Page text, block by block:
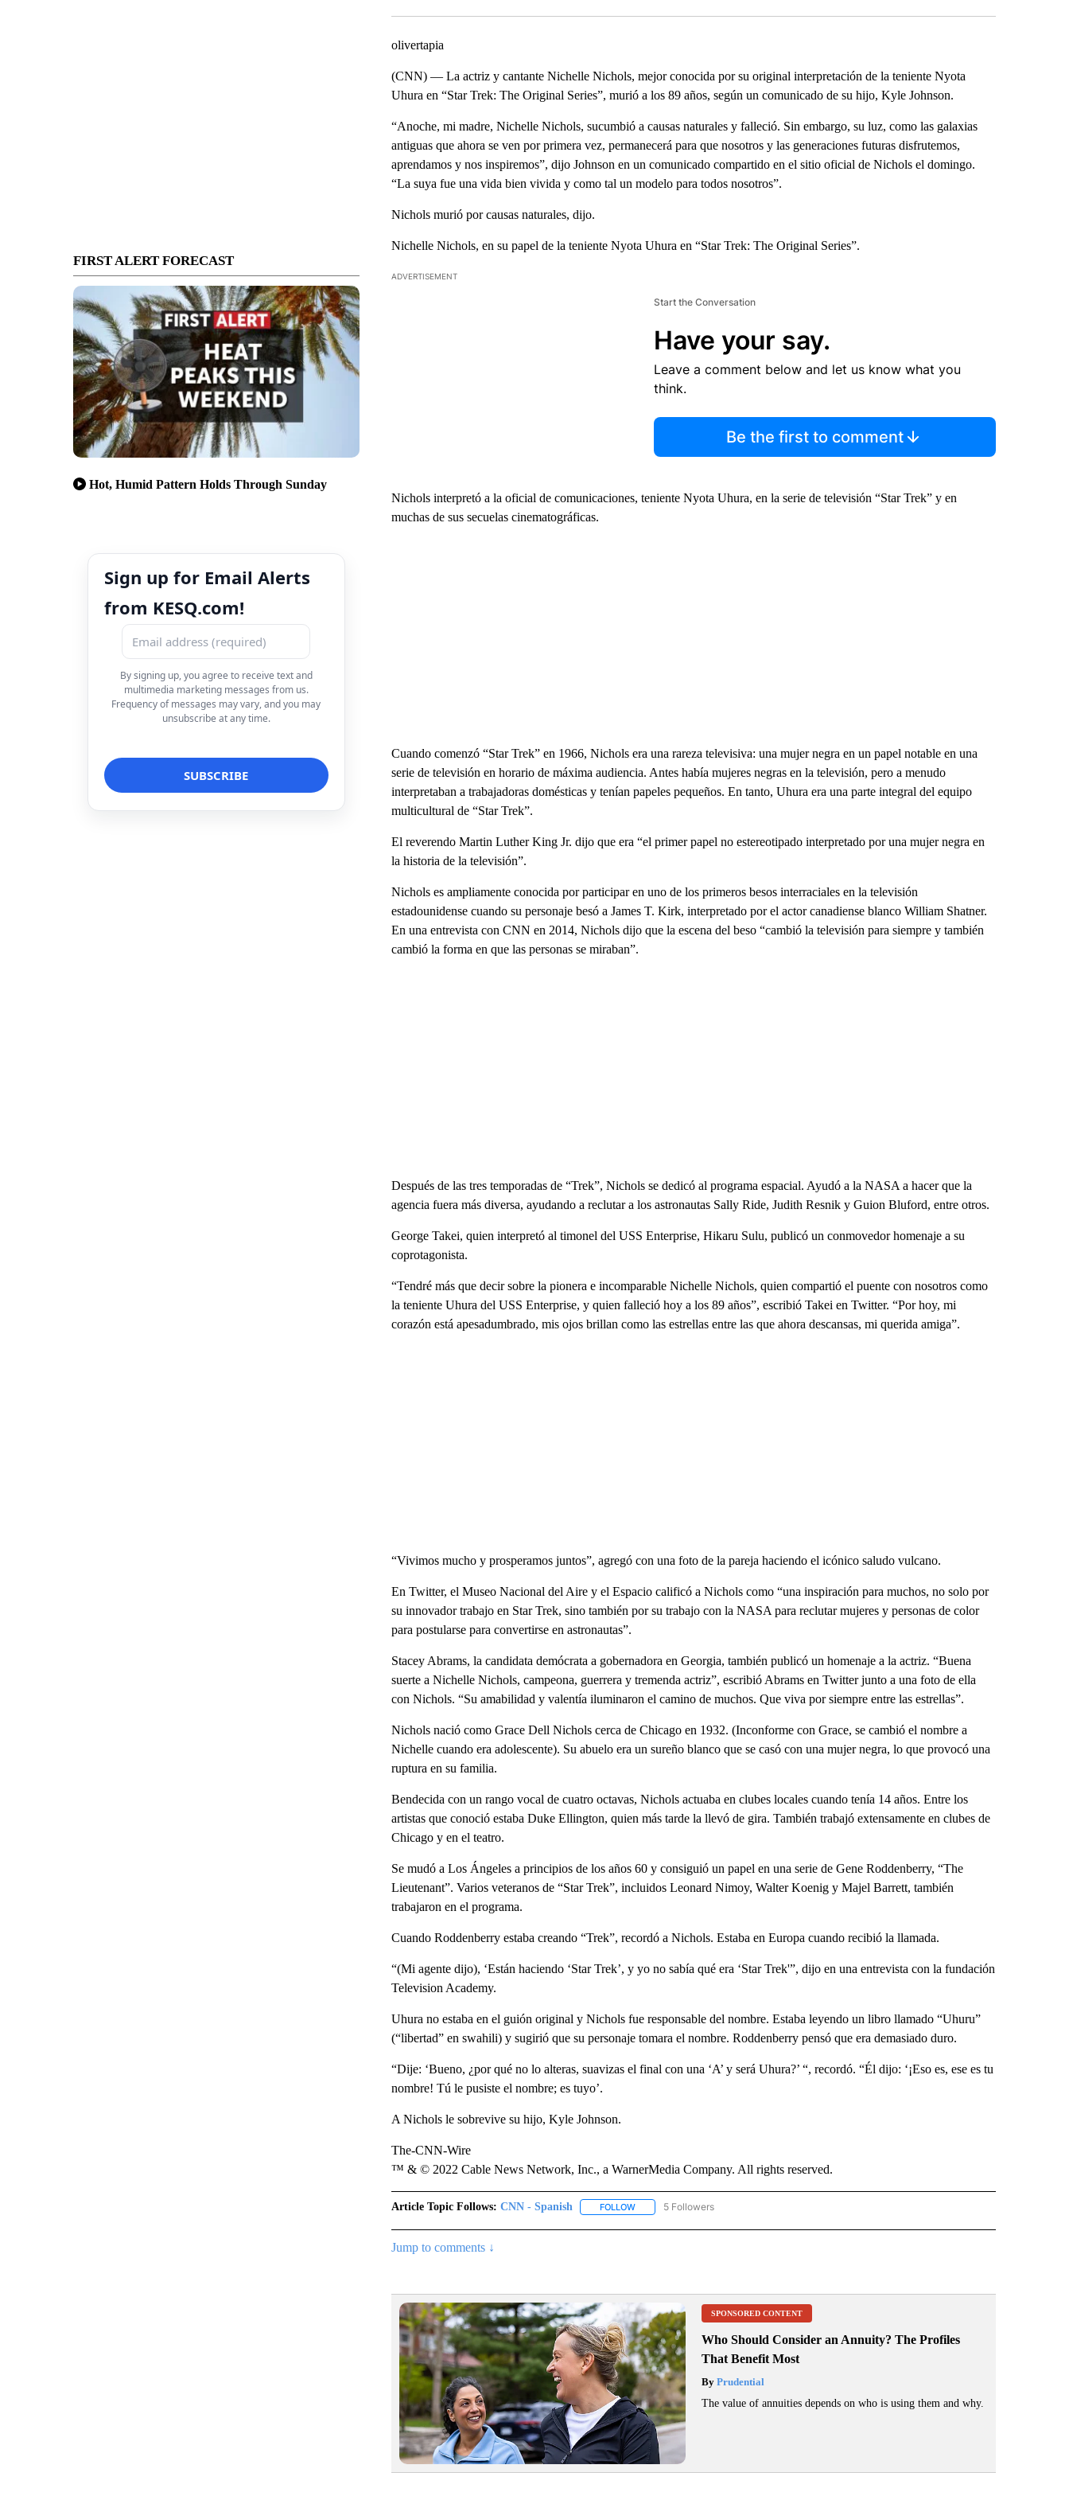
FIRST ALERT FORECAST
Hot, Humid Pattern Holds Through Sunday
Sign up for Email Alerts
from KESQ.com!
By signing up, you agree to receive text and
multimedia marketing messages from us.
Frequency of messages may vary, and you may
unsubscribe at any time.
olivertapia
(CNN) — La actriz y cantante Nichelle Nichols, mejor conocida por su original interpretación de la teniente Nyota
Uhura en “Star Trek: The Original Series”, murió a los 89 años, según un comunicado de su hijo, Kyle Johnson.
“Anoche, mi madre, Nichelle Nichols, sucumbió a causas naturales y falleció. Sin embargo, su luz, como las galaxias
antiguas que ahora se ven por primera vez, permanecerá para que nosotros y las generaciones futuras disfrutemos,
aprendamos y nos inspiremos”, dijo Johnson en un comunicado compartido en el sitio oficial de Nichols el domingo.
“La suya fue una vida bien vivida y como tal un modelo para todos nosotros”.
Nichols murió por causas naturales, dijo.
Nichelle Nichols, en su papel de la teniente Nyota Uhura en “Star Trek: The Original Series”.
ADVERTISEMENT
Start the Conversation
Have your say.
Leave a comment below and let us know what you
think.
Be the first to comment
Nichols interpretó a la oficial de comunicaciones, teniente Nyota Uhura, en la serie de televisión “Star Trek” y en
muchas de sus secuelas cinematográficas.
Cuando comenzó “Star Trek” en 1966, Nichols era una rareza televisiva: una mujer negra en un papel notable en una
serie de televisión en horario de máxima audiencia. Antes había mujeres negras en la televisión, pero a menudo
interpretaban a trabajadoras domésticas y tenían papeles pequeños. En tanto, Uhura era una parte integral del equipo
multicultural de “Star Trek”.
El reverendo Martin Luther King Jr. dijo que era “el primer papel no estereotipado interpretado por una mujer negra en
la historia de la televisión”.
Nichols es ampliamente conocida por participar en uno de los primeros besos interraciales en la televisión
estadounidense cuando su personaje besó a James T. Kirk, interpretado por el actor canadiense blanco William Shatner.
En una entrevista con CNN en 2014, Nichols dijo que la escena del beso “cambió la televisión para siempre y también
cambió la forma en que las personas se miraban”.
Después de las tres temporadas de “Trek”, Nichols se dedicó al programa espacial. Ayudó a la NASA a hacer que la
agencia fuera más diversa, ayudando a reclutar a los astronautas Sally Ride, Judith Resnik y Guion Bluford, entre otros.
George Takei, quien interpretó al timonel del USS Enterprise, Hikaru Sulu, publicó un conmovedor homenaje a su
coprotagonista.
“Tendré más que decir sobre la pionera e incomparable Nichelle Nichols, quien compartió el puente con nosotros como
la teniente Uhura del USS Enterprise, y quien falleció hoy a los 89 años”, escribió Takei en Twitter. “Por hoy, mi
corazón está apesadumbrado, mis ojos brillan como las estrellas entre las que ahora descansas, mi querida amiga”.
“Vivimos mucho y prosperamos juntos”, agregó con una foto de la pareja haciendo el icónico saludo vulcano.
En Twitter, el Museo Nacional del Aire y el Espacio calificó a Nichols como “una inspiración para muchos, no solo por
su innovador trabajo en Star Trek, sino también por su trabajo con la NASA para reclutar mujeres y personas de color
para postularse para convertirse en astronautas”.
Stacey Abrams, la candidata demócrata a gobernadora en Georgia, también publicó un homenaje a la actriz. “Buena
suerte a Nichelle Nichols, campeona, guerrera y tremenda actriz”, escribió Abrams en Twitter junto a una foto de ella
con Nichols. “Su amabilidad y valentía iluminaron el camino de muchos. Que viva por siempre entre las estrellas”.
Nichols nació como Grace Dell Nichols cerca de Chicago en 1932. (Inconforme con Grace, se cambió el nombre a
Nichelle cuando era adolescente). Su abuelo era un sureño blanco que se casó con una mujer negra, lo que provocó una
ruptura en su familia.
Bendecida con un rango vocal de cuatro octavas, Nichols actuaba en clubes locales cuando tenía 14 años. Entre los
artistas que conoció estaba Duke Ellington, quien más tarde la llevó de gira. También trabajó extensamente en clubes de
Chicago y en el teatro.
Se mudó a Los Ángeles a principios de los años 60 y consiguió un papel en una serie de Gene Roddenberry, “The
Lieutenant”. Varios veteranos de “Star Trek”, incluidos Leonard Nimoy, Walter Koenig y Majel Barrett, también
trabajaron en el programa.
Cuando Roddenberry estaba creando “Trek”, recordó a Nichols. Estaba en Europa cuando recibió la llamada.
“(Mi agente dijo), ‘Están haciendo ‘Star Trek’, y yo no sabía qué era ‘Star Trek'”, dijo en una entrevista con la fundación
Television Academy.
Uhura no estaba en el guión original y Nichols fue responsable del nombre. Estaba leyendo un libro llamado “Uhuru”
(“libertad” en swahili) y sugirió que su personaje tomara el nombre. Roddenberry pensó que era demasiado duro.
“Dije: ‘Bueno, ¿por qué no lo alteras, suavizas el final con una ‘A’ y será Uhura?’ “, recordó. “Él dijo: ‘¡Eso es, ese es tu
nombre! Tú le pusiste el nombre; es tuyo’.
A Nichols le sobrevive su hijo, Kyle Johnson.
The-CNN-Wire
™ & © 2022 Cable News Network, Inc., a WarnerMedia Company. All rights reserved.
Article Topic Follows: CNN - Spanish FOLLOWFOLLOW "CNN - SPANISH" TO RECEIVE NOTIFICATIONS ABOUT NEW PAGES ON "CNN - SPANISH".
5 Followers
Jump to comments ↓
SPONSORED CONTENT
Who Should Consider an Annuity? The Profiles
That Benefit Most
ByPrudential
The value of annuities depends on who is using them and why.